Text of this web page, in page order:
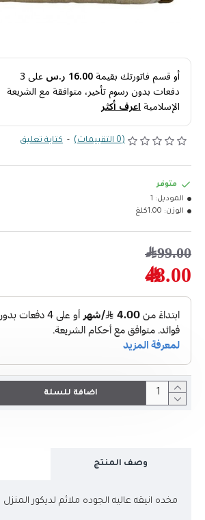
أو قسم فاتورتك بقيمة16.00 ر.س على3
دفعات بدون رسوم تأخير، متوافقة مع الشريعة
الإسلاميةاعرف أكثر
(0 التقييمات) - كتابة تعليق
48.00﷼
99.00﷼
متوفر
الموديل: 1
الوزن: 1.00كلغ
اضافة للسلة
وصف المنتج
مخده انيقه عاليه الجوده ملائم لديكور المنزل